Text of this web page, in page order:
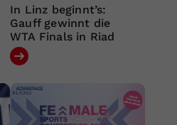
In Linz beginnt’s:
Gauff gewinnt die
WTA Finals in Riad